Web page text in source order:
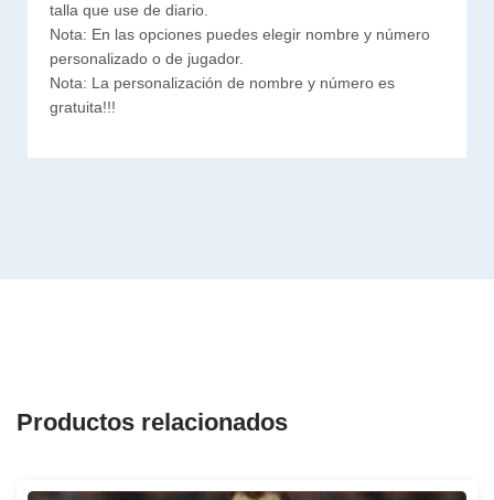
talla que use de diario.
Nota: En las opciones puedes elegir nombre y número
personalizado o de jugador.
Nota: La personalización de nombre y número es
gratuita!!!
Productos relacionados